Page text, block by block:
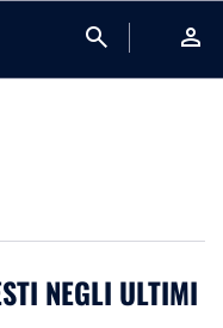
search person
NEGLI ULTIMI